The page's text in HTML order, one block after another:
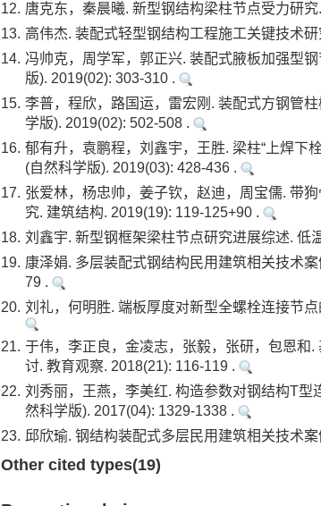
12. 唐克东，秦晨曦. 新型钢结构梁柱节点受力研
13. 高伟杰. 装配式轻型钢结构工程施工关键技术
14. 冯帅克，周学军，郭正兴. 装配式腋板加强型
版). 2019(02): 303-310 .
15. 李普，程欣，路国运，雷宏刚. 装配式方钢管
学版). 2019(02): 502-508 .
16. 郁有升，袁鹏程，刘鑫宇，王胜. 梁柱“上焊下
(自然科学版). 2019(03): 428-436 .
17. 张爱林，杨忠帅，姜子钦，赵迪，周宝儒. 带
究. 建筑结构. 2019(19): 119-125+90 .
18. 刘鑫宇. 新型钢框架梁柱节点研究进展综述. 低
19. 康泽娟. 多层装配式钢结构民用建筑相关技术
79 .
20. 刘礼，何明胜. 端板厚度对新型全螺栓连接节
21. 于伟，李正良，金凌志，张毅，张研，包恩和
讨. 教育观察. 2018(21): 116-119 .
22. 刘秀丽，王燕，李美红. 构造参数对钢结构T
然科学版). 2017(04): 1329-1338 .
23. 邱欣瑜. 钢结构装配式多层民用建筑相关技术
Other cited types(19)